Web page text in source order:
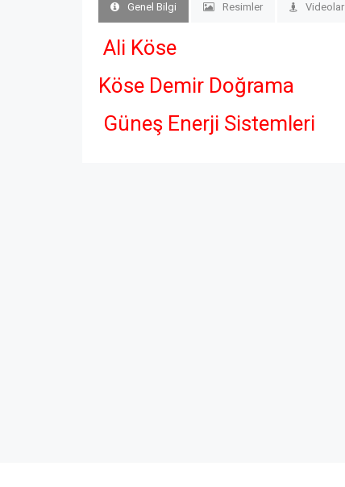
Genel Bilgi Resimler Videolar
Ali Köse
Köse Demir Doğrama
Güneş Enerji Sistemleri